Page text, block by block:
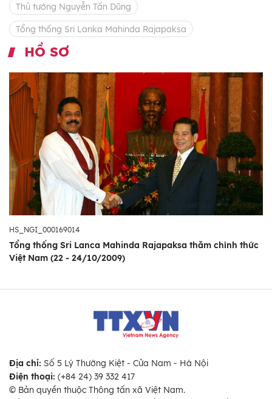
Thủ tướng Nguyễn Tấn Dũng
Tổng thống Sri Lanka Mahinda Rajapaksa
HỒ SƠ
HS_NGI_000169014
Tổng thống Sri Lanca Mahinda Rajapaksa thăm chính thức
Việt Nam (22 - 24/10/2009)
Địa chỉ: Số 5 Lý Thường Kiệt - Cửa Nam - Hà Nội
Điện thoại: (+84 24) 39 332 417
© Bản quyền thuộc Thông tấn xã Việt Nam.